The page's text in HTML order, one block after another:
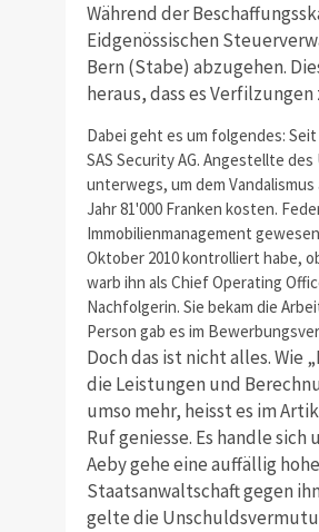
Während der
Eidgenössischen
Bern (Stabe) abzugehen.
heraus, dass es
Dabei geht es um folgendes:
SAS Security AG. Angestellte
unterwegs, um dem
Jahr 81'000 Franken kosten.
Immobilienmanagement
Oktober 2010 kontrolliert habe,
warb ihn als Chief Operating
Nachfolgerin. Sie bekam die
Person gab es im
Doch das ist nicht alles.
die Leistungen und
umso mehr, heisst es im
Ruf geniesse. Es handle
Aeby gehe eine auffällig
Staatsanwaltschaft gegen
gelte die